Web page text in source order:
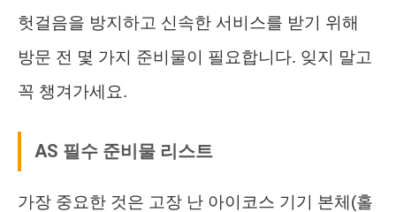
헛걸음을 방지하고 신속한 서비스를 받기 위해
방문 전 몇 가지 준비물이 필요합니다. 잊지 말고
꼭 챙겨가세요.
AS 필수 준비물 리스트
가장 중요한 것은 고장 난 아이코스 기기 본체(홀